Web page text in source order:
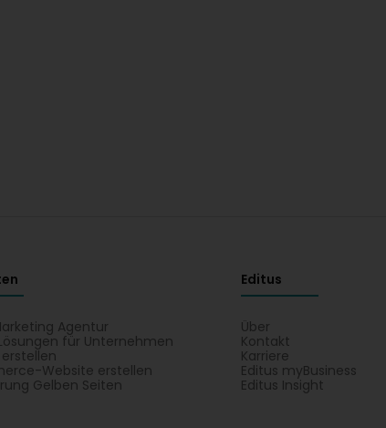
Agentur
für Unternehmen
Website erstellen
Gelben Seiten
Editus
Über
Kontakt
Karriere
Editus myBusiness
Editus Insight